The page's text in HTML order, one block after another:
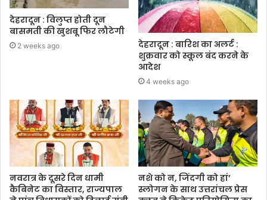
देहरादून : विलुप्त होती दून
बासमती की खुशबू फिर लौटेगी
2 weeks ago
देहरादून : बारिश का अलर्ट :
शुक्रवार को स्कूल बंद करने के
आदेश
4 weeks ago
नवरात्र के दूसरे दिन धामी
कैबिनेट का विस्तार, राज्यपाल
नशे को न, जिंदगी को हां’
स्लोगन के साथ उत्तरांचल प्रेस